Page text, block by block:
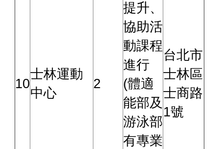
10
士林運動
中心
2
提升、
協助活
動課程
進行
(體適
能部及
游泳部
有專業
台北市
士林區
士商路
1號